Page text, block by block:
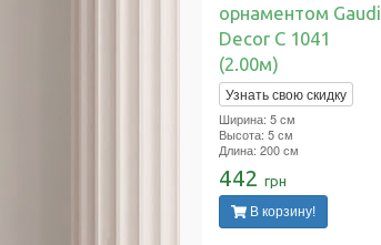
орнаментом Gaudi
Decor C 1041
(2.00м)
Узнать свою скидку
Ширина: 5 см
Высота: 5 см
Длина: 200 см
442 грн
В корзину!